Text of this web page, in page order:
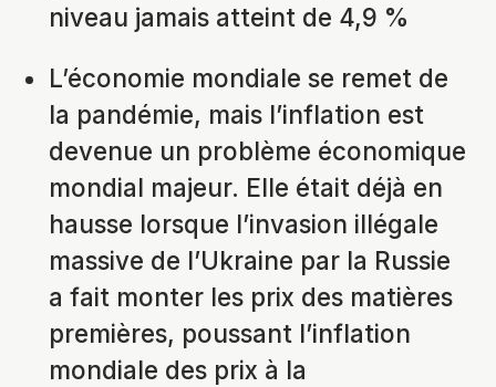
niveau jamais atteint de 4,9 %
L’économie mondiale se remet de
la pandémie, mais l’inflation est
devenue un problème économique
mondial majeur. Elle était déjà en
hausse lorsque l’invasion illégale
massive de l’Ukraine par la Russie
a fait monter les prix des matières
premières, poussant l’inflation
mondiale des prix à la